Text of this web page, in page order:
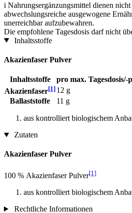
i Nahrungsergänzungsmittel dienen
abwechslungsreiche ausgewogene
unerreichbar aufzubewahren.
Die empfohlene Tagesdosis darf nicht
Inhaltsstoffe
Akazienfaser Pulver
Inhaltsstoffe
pro max. Tagesdosis/-
Akazienfaser[1] 12 g
Ballaststoffe
11 g
aus kontrolliert biologischem
Zutaten
Akazienfaser Pulver
100 % Akazienfaser Pulver[1]
aus kontrolliert biologischem
Rechtliche Informationen